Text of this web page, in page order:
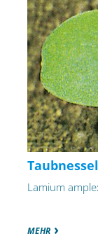
Lamium
MEHR